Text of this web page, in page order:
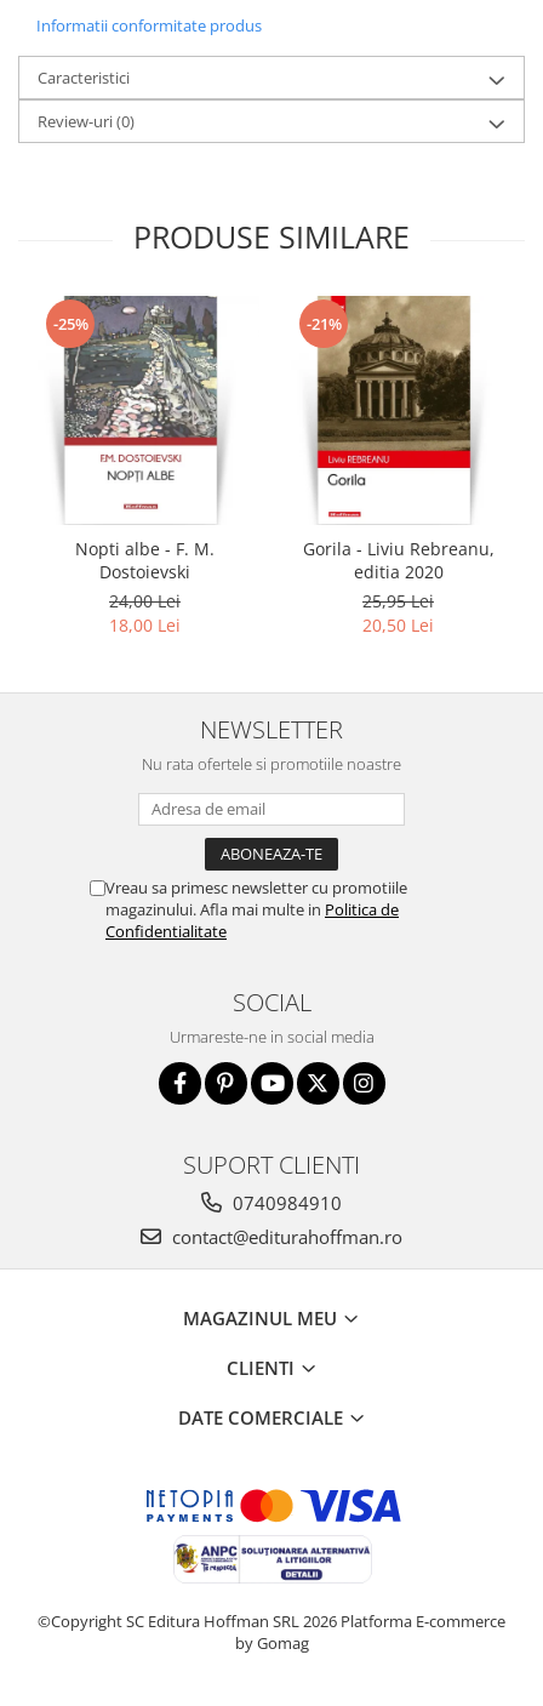
Informatii conformitate produs
Caracteristici
Review-uri(0)
PRODUSE SIMILARE
-25%
Nopti albe - F. M.
Dostoievski
24,00 Lei
18,00 Lei
-21%
Gorila - Liviu Rebreanu,
editia 2020
25,95 Lei
20,50 Lei
NEWSLETTER
Nu rata ofertele si promotiile noastre
Vreau sa primesc newsletter cu promotiile
magazinului. Afla mai multe in Politica de
Confidentialitate
SOCIAL
Urmareste-ne in social media
SUPORT CLIENTI
0740984910
contact@editurahoffman.ro
MAGAZINUL MEU
CLIENTI
DATE COMERCIALE
©Copyright SC Editura Hoffman SRL 2026 Platforma E-commerce
by Gomag